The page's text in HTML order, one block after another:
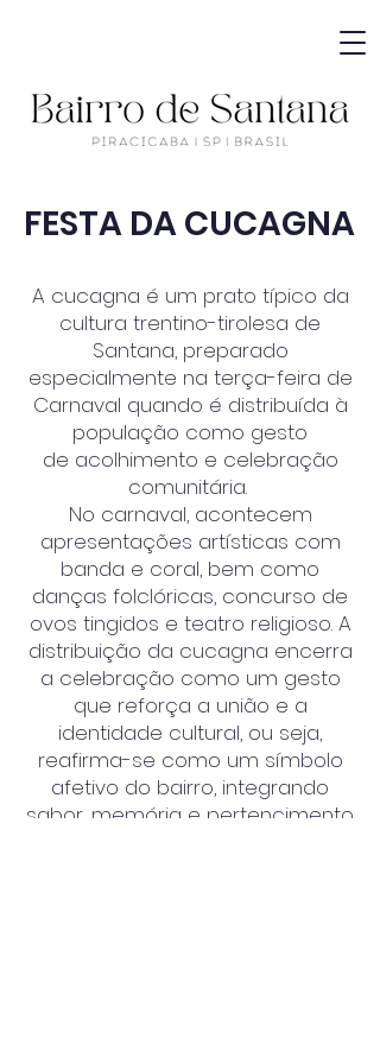
FESTA DA CUCAGNA
A cucagna é um prato típico da
cultura trentino-tirolesa de
Santana, preparado
especialmente na terça-feira de
Carnaval quando é distribuída à
população como gesto
de acolhimento e celebração
comunitária.
No carnaval, acontecem
apresentações artísticas com
banda e coral, bem como
danças folclóricas, concurso de
ovos tingidos e teatro religioso. A
distribuição da cucagna encerra
a celebração como um gesto
que reforça a união e a
identidade cultural, ou seja,
reafirma-se como um símbolo
afetivo do bairro, integrando
sabor, memória e pertencimento.